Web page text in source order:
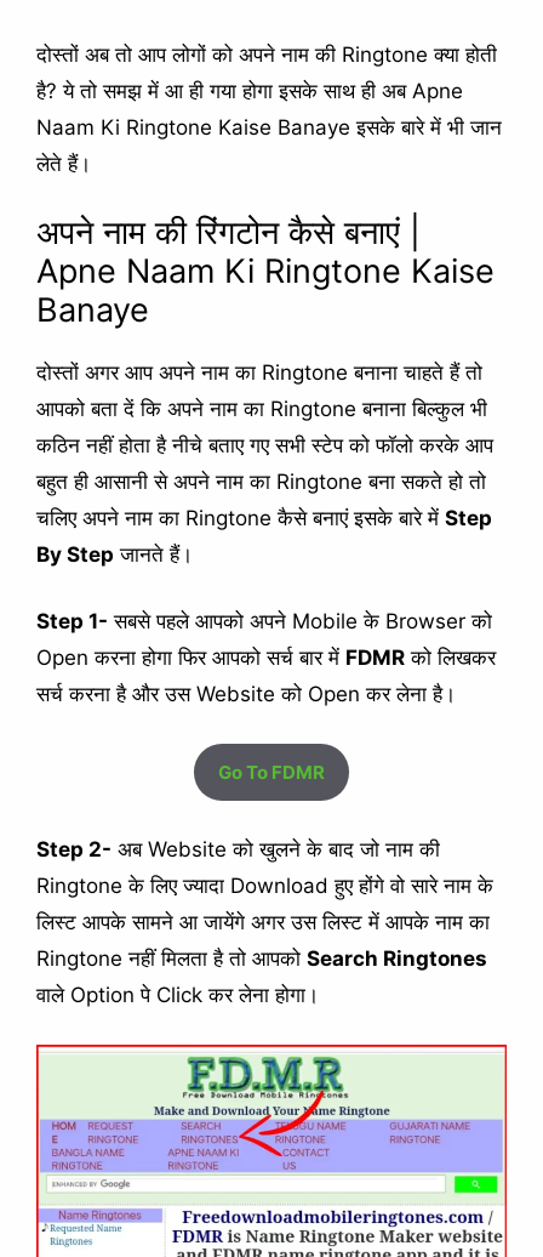
दोस्तों अब तो आप लोगों को अपने नाम की Ringtone क्या होती
है? ये तो समझ में आ ही गया होगा इसके साथ ही अब Apne
Naam Ki Ringtone Kaise Banaye इसके बारे में भी जान
लेते हैं।
अपने नाम की रिंगटोन कैसे बनाएं |
Apne Naam Ki Ringtone Kaise
Banaye
दोस्तों अगर आप अपने नाम का Ringtone बनाना चाहते हैं तो
आपको बता दें कि अपने नाम का Ringtone बनाना बिल्कुल भी
कठिन नहीं होता है नीचे बताए गए सभी स्टेप को फॉलो करके आप
बहुत ही आसानी से अपने नाम का Ringtone बना सकते हो तो
चलिए अपने नाम का Ringtone कैसे बनाएं इसके बारे में Step
By Step जानते हैं।
Step 1- सबसे पहले आपको अपने Mobile के Browser को
Open करना होगा फिर आपको सर्च बार में FDMR को लिखकर
सर्च करना है और उस Website को Open कर लेना है।
Go To FDMR
Step 2- अब Website को खुलने के बाद जो नाम की
Ringtone के लिए ज्यादा Download हुए होंगे वो सारे नाम के
लिस्ट आपके सामने आ जायेंगे अगर उस लिस्ट में आपके नाम का
Ringtone नहीं मिलता है तो आपको Search Ringtones
वाले Option पे Click कर लेना होगा।